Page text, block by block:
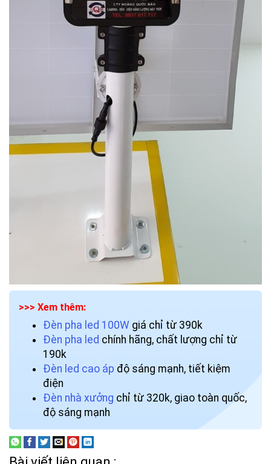
>>> Xem thêm:
Đèn pha led 100W giá chỉ từ 390k
Đèn pha led chính hãng, chất lượng chỉ từ
190k
Đèn led cao áp độ sáng mạnh, tiết kiệm
điện
Đèn nhà xưởng chỉ từ 320k, giao toàn quốc,
độ sáng mạnh